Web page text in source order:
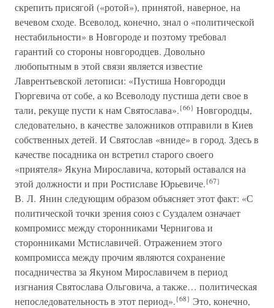
скрепить присягой («ротой»), принятой, наверное, на
вечевом сходе. Всеволод, конечно, знал о «политической
нестабильности» в Новгороде и поэтому требовал
гарантий со стороны новгородцев. Довольно
любопытным в этой связи является известие
Лаврентьевской летописи: «Пустиша Новгородци
Гюргевича от собе, а ко Всеволоду пустиша дети свое в
тали, рекуще пусти к нам Святослава».{66} Новгородцы,
следовательно, в качестве заложников отправили в Киев
собственных детей. И Святослав «вниде» в город. Здесь в
качестве посадника он встретил старого своего
«приятеля» Якуна Мирославича, который оставался на
этой должности и при Ростиславе Юрьевиче.{67}
В. Л. Янин следующим образом объясняет этот факт: «С
политической точки зрения союз с Суздалем означает
компромисс между сторонниками Чернигова и
сторонниками Мстиславичей. Отражением этого
компромисса между прочим являются сохранение
посадничества за Якуном Мирославичем в период
изгнания Святослава Ольговича, а также… политическая
непоследовательность в этот период».{68} Это, конечно,